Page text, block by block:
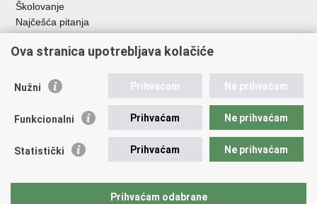
Školovanje
Najčešća pitanja
Važne poveznice
EMN Nacionalna kontaktna točka za Republiku Hrvatsku
Policijska akademija
Zaklada policijske solidarnosti
Udruge
Ova stranica upotrebljava kolačiće
Nužni Prihvaćam Ne prihvaćam
Funkcionalni Prihvaćam Ne prihvaćam
Statistički Prihvaćam Ne prihvaćam
Prihvaćam odabrane